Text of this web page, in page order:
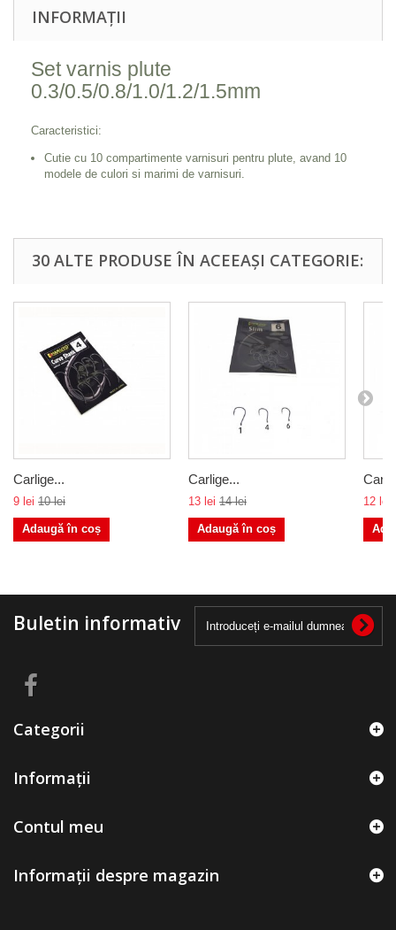
INFORMAȚII
Set varnis plute
0.3/0.5/0.8/1.0/1.2/1.5mm
Caracteristici:
Cutie cu 10 compartimente varnisuri pentru plute, avand 10
modele de culori si marimi de varnisuri.
30 ALTE PRODUSE ÎN ACEEAȘI CATEGORIE:
Carlige...
9 lei 10 lei
Adaugă în coș
Carlige...
13 lei 14 lei
Adaugă în coș
12 lei
Buletin informativ
Categorii
Informații
Contul meu
Informații despre magazin